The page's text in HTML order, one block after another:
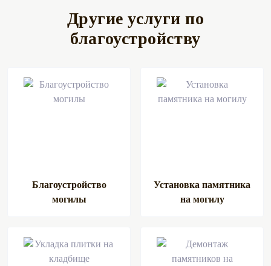
Другие услуги по
благоустройству
Благоустройство
могилы
Установка памятника
на могилу